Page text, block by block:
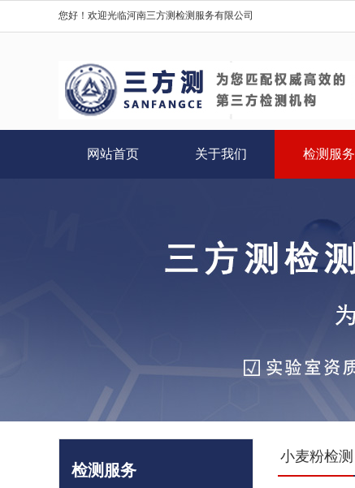
您好！欢迎光临河南三方测检测服务有限公司
网站首页 关于我们 检测服务
检测服务
小麦粉检测